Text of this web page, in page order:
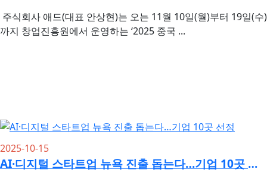
주식회사 애드(대표 안상현)는 오는 11월 10일(월)부터 19일(수)
까지 창업진흥원에서 운영하는 ‘2025 중국 ...
2025-10-15
AI·디지털 스타트업 뉴욕 진출 돕는다…기업 10곳 선정